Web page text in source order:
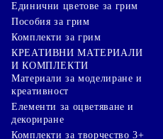
Единични цветове за грим
Пособия за грим
Комплекти за грим
КРЕАТИВНИ МАТЕРИАЛИ
И КОМПЛЕКТИ
Mатериали за моделиране и
креативност
Елементи за оцветяване и
декориране
Комплекти за творчество 3+